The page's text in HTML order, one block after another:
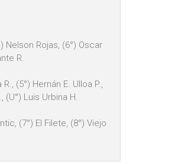
Nelson Rojas, (6°) Oscar
R.
(5°) Hernán E. Ulloa P.,
(U°) Luis Urbina H.
(7°) El Filete, (8°) Viejo